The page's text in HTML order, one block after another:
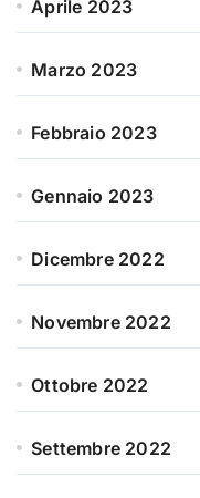
Aprile 2023
Marzo 2023
Febbraio 2023
Gennaio 2023
Dicembre 2022
Novembre 2022
Ottobre 2022
Settembre 2022